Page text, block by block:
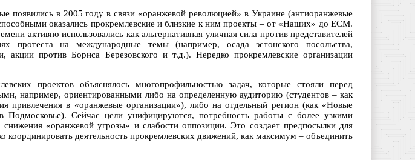
появились в 2005 году в связи «оранжевой революцией» в Украине (антиоранжевые
оказались прокремлевские и близкие к ним проекты – от «Наших» до ЕСМ.
активно использовались как альтернативная уличная сила против представителей
протеста на международные темы (например, осада эстонского посольства,
акции против Бориса Березовского и т.д.). Нередко прокремлевские организации
проектов объяснялось многопрофильностью задач, которые стояли перед
например, ориентированными либо на определенную аудиторию (студентов – как
привлечения в «оранжевые организации»), либо на отдельный регион (как «Новые
Сейчас цели унифицируются, потребность работы с более узкими
снижения «оранжевой угрозы» и слабости оппозиции. Это создает предпосылки для
координировать деятельность прокремлевских движений, как максимум – объединить